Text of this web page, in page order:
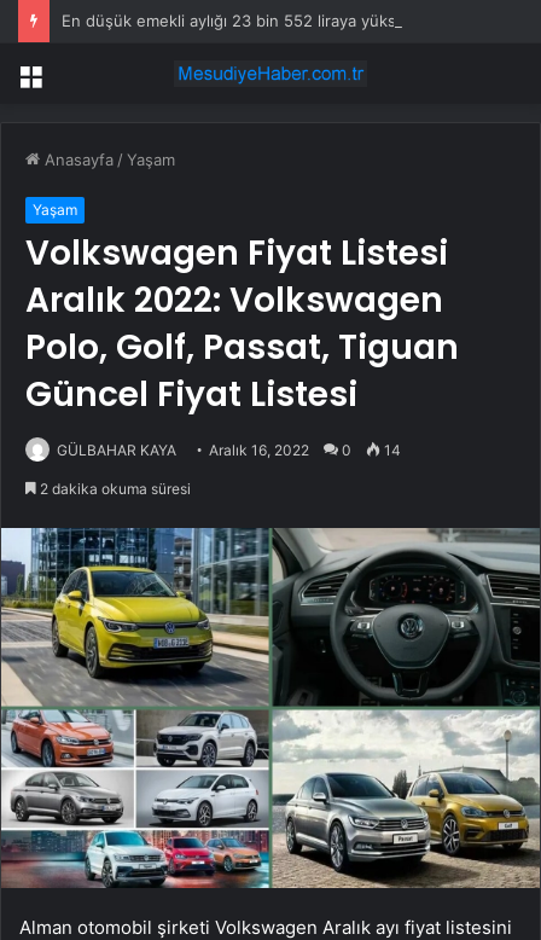
En düşük emekli aylığı 23 bin 552 liraya yükseltildi
Menü
Anasayfa /Yaşam
Yaşam
Volkswagen Fiyat Listesi
Aralık 2022: Volkswagen
Polo, Golf, Passat, Tiguan
Güncel Fiyat Listesi
GÜLBAHAR KAYA Aralık 16, 2022 0 14
2 dakika okuma süresi
Alman otomobil şirketi Volkswagen Aralık ayı fiyat listesini